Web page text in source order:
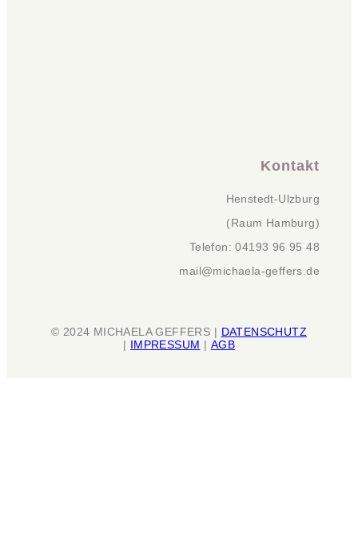
Kontakt
Henstedt-Ulzburg
(Raum Hamburg)
Telefon: 04193 96 95 48
mail@michaela-geffers.de
© 2024 MICHAELA GEFFERS | DATENSCHUTZ
| IMPRESSUM | AGB